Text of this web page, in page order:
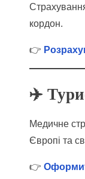
кордон.
👉
✈️
Медичне
Європі та
👉